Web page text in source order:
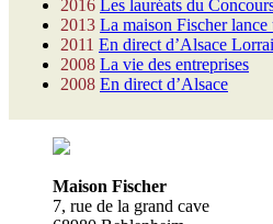
2016 Les lauréats du
2013 La maison Fischer
2011 En direct d’Alsace
2008 La vie des entreprises
2008 En direct d’Alsace
Maison Fischer
7, rue de la grand cave